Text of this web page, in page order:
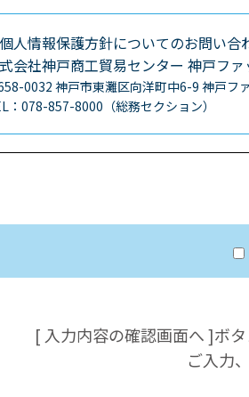
個人情報保護方針についてのお問い合
会社神戸商工貿易センター 神戸ファ
0032 神戸市東灘区向洋町中6-9神戸フ
：078-857-8000（総務セクション）
[ 入力内容の確認画面へ ]ボ
ご入力